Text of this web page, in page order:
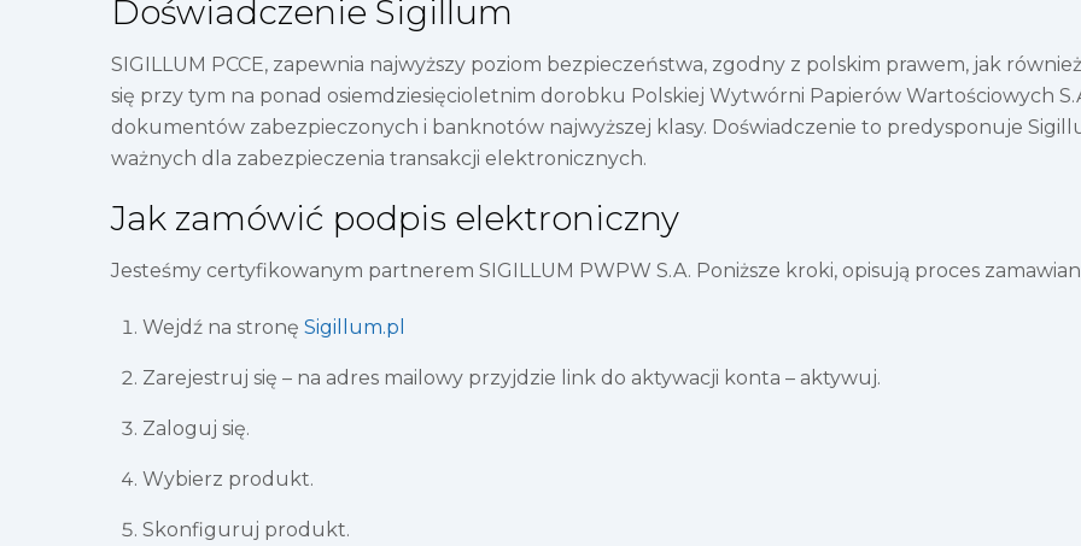
Doświadczenie Sigillum
SIGILLUM PCCE, zapewnia najwyższy poziom bezpieczeństwa, zgodny z polskim prawem, jak
się przy tym na ponad osiemdziesięcioletnim dorobku Polskiej Wytwórni Papierów Wartościowych
dokumentów zabezpieczonych i banknotów najwyższej klasy. Doświadczenie to predysponuje
ważnych dla zabezpieczenia transakcji elektronicznych.
Jak zamówić podpis elektroniczny
Jesteśmy certyfikowanym partnerem SIGILLUM PWPW S.A. Poniższe kroki, opisują proces
Wejdź na stronę Sigillum.pl
Zarejestruj się – na adres mailowy przyjdzie link do aktywacji konta – aktywuj.
Zaloguj się.
Wybierz produkt.
Skonfiguruj produkt.